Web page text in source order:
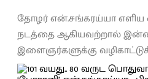
தோழர் என்.சங்கரய்யா
நடத்தை ஆகியவற்றால்
இளைஞர்களுக்கு